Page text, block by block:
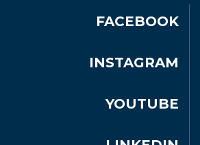
FACEBOOK
INSTAGRAM
YOUTUBE